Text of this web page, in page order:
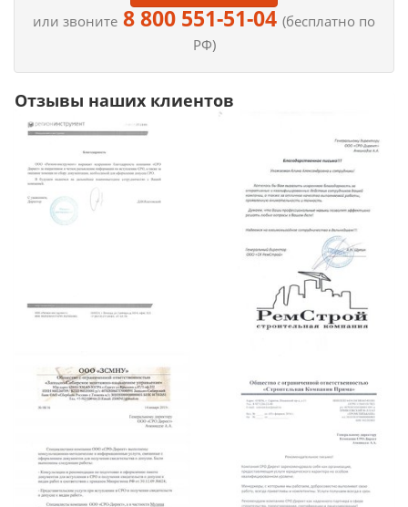
или звоните 8 800 551-51-04 (бесплатно по
РФ)
Отзывы наших клиентов